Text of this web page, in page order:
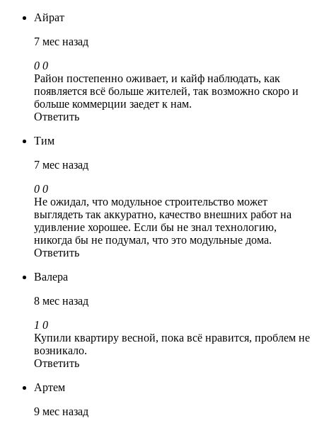
Айрат
7 мес назад
0 0
Район постепенно оживает, и кайф наблюдать, как
появляется всё больше жителей, так возможно скоро и
больше коммерции заедет к нам.
Ответить
Тим
7 мес назад
0 0
Не ожидал, что модульное строительство может
выглядеть так аккуратно, качество внешних работ на
удивление хорошее. Если бы не знал технологию,
никогда бы не подумал, что это модульные дома.
Ответить
Валера
8 мес назад
1 0
Купили квартиру весной, пока всё нравится, проблем не
возникало.
Ответить
Артем
9 мес назад